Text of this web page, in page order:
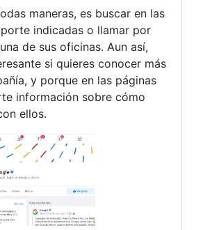
maneras, es buscar en las
indicadas o llamar por
de sus oficinas. Aun así,
si quieres conocer más
y porque en las páginas
información sobre cómo
ellos.